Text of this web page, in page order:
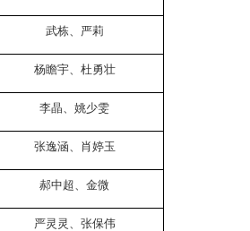
武栋、严莉
杨瞻宇、杜勇壮
李晶、姚少雯
张逸涵、肖婷玉
郝中超、金微
严灵灵、张保伟